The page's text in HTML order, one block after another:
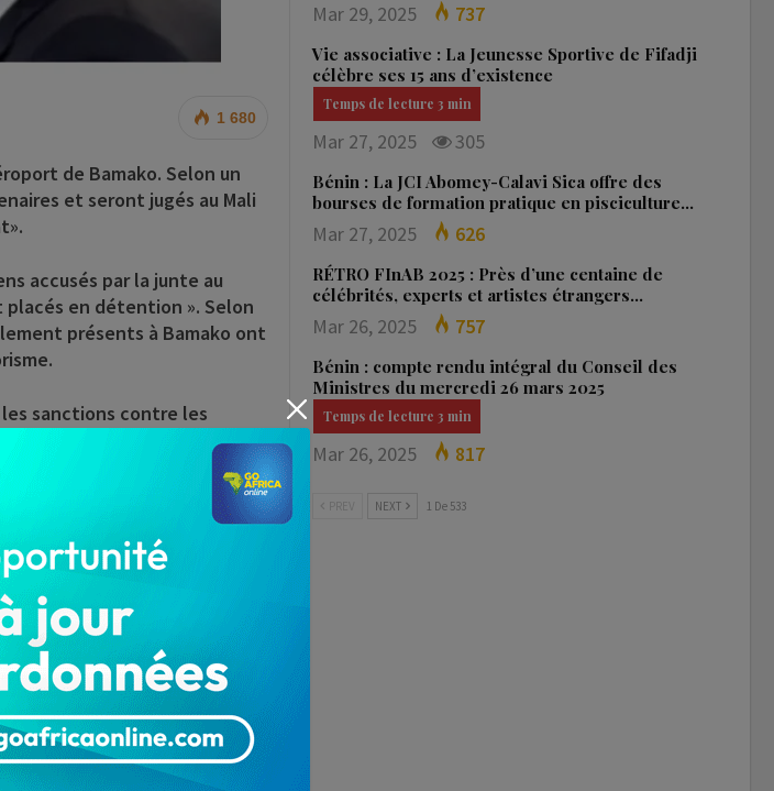
1 680
de Bamako. Selon un
et seront jugés au Mali
accusés par la junte au
en détention ». Selon
présents à Bamako ont
les sanctions contre les
levées début juillet. La
la MINUSMA, présente sur
le déstabilisent par la
été suspendues, ont
Mar 29, 2025 737
Vie associative : La Jeunesse Sportive de Fifadji
célèbre ses 15 ans d’existence
Mar 27, 2025 305
Bénin : La JCI Abomey-Calavi Sica offre des
bourses de formation pratique en pisciculture…
Mar 27, 2025 626
RÉTRO FInAB 2025 : Près d’une centaine de
célébrités, experts et artistes étrangers…
Mar 26, 2025 757
Bénin : compte rendu intégral du Conseil des
Ministres du mercredi 26 mars 2025
Mar 26, 2025 817
NEXT 1 De 533